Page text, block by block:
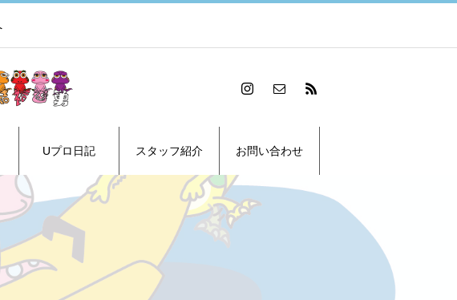
Uプロ日記 スタッフ紹介 お問い合わせ